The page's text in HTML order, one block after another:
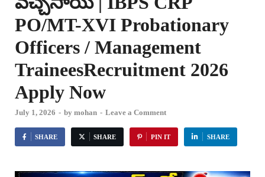
PO/MT-XVI Probationary
Officers / Management
TraineesRecruitment 2026
Apply Now
July 1, 2026 - by mohan - Leave a Comment
SHARE SHARE PIN IT SHARE